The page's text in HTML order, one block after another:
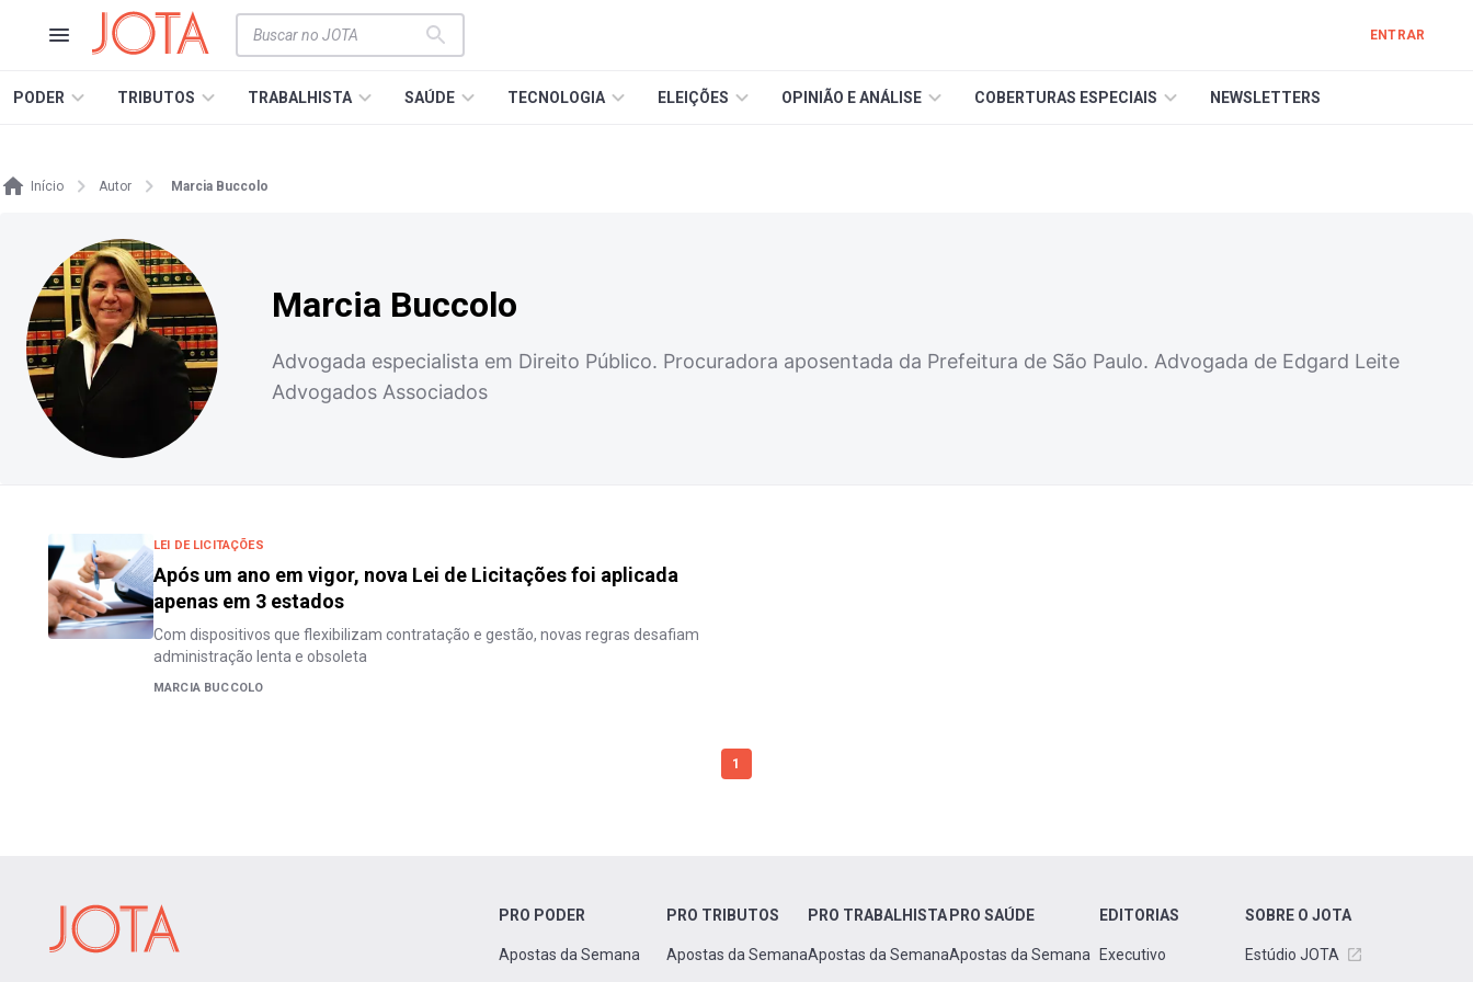
ENTRAR
PODER TRIBUTOS TRABALHISTA SAÚDE TECNOLOGIA ELEIÇÕES OPINIÃO E ANÁLISE COBERTURAS ESPECIAIS NEWSLETTERS
Início Autor Marcia Buccolo
Marcia Buccolo
Advogada especialista em Direito Público. Procuradora aposentada da Prefeitura de São Paulo. Advogada de Edgard Leite
Advogados Associados
LEI DE LICITAÇÕES
Após um ano em vigor, nova Lei de Licitações foi aplicada
apenas em 3 estados
Com dispositivos que flexibilizam contratação e gestão, novas regras desafiam
administração lenta e obsoleta
MARCIA BUCCOLO
1
PRO PODER
Apostas da Semana
PRO TRIBUTOS
Apostas da Semana
PRO TRABALHISTA
Apostas da Semana
PRO SAÚDE
Apostas da Semana
EDITORIAS
Executivo
SOBRE O JOTA
Estúdio JOTA